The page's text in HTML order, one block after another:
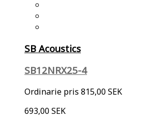
SB Acoustics
SB12NRX25-4
Ordinarie pris 815,00 SEK
693,00 SEK